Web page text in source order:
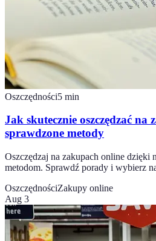
Oszczędności5 min
Jak skutecznie oszczędzać na
sprawdzone metody
Oszczędzaj na zakupach online dzięki
metodom. Sprawdź porady i wybierz
OszczędnościZakupy online
Aug 3